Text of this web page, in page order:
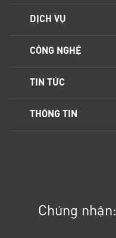
DỊCH VỤ
CÔNG NGHỆ
TIN TỨC
THÔNG TIN
Chứng nhận: